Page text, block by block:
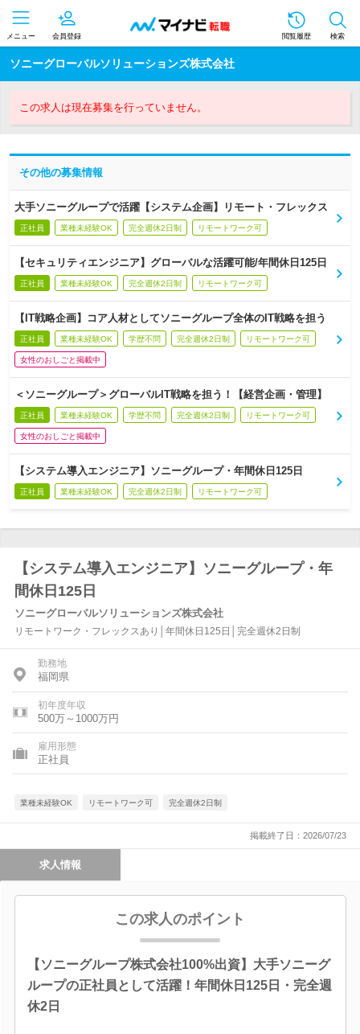
メニュー 会員登録 閲覧履歴 検索
ソニーグローバルソリューションズ株式会社
この求人は現在募集を行っていません。
その他の募集情報
大手ソニーグループで活躍【システム企画】リモート・フレックス
正社員 業種未経験OK 完全週休2日制 リモートワーク可
【セキュリティエンジニア】グローバルな活躍可能/年間休日125日
正社員 業種未経験OK 完全週休2日制 リモートワーク可
【IT戦略企画】コア人材としてソニーグループ全体のIT戦略を担う
正社員 業種未経験OK 学歴不問 完全週休2日制 リモートワーク可
女性のおしごと掲載中
＜ソニーグループ＞グローバルIT戦略を担う！【経営企画・管理】
正社員 業種未経験OK 学歴不問 完全週休2日制 リモートワーク可
女性のおしごと掲載中
【システム導入エンジニア】ソニーグループ・年間休日125日
正社員 業種未経験OK 完全週休2日制 リモートワーク可
【システム導入エンジニア】ソニーグループ・年
間休日125日
ソニーグローバルソリューションズ株式会社
リモートワーク・フレックスあり│年間休日125日│完全週休2日制
勤務地
福岡県
初年度年収
500万～1000万円
雇用形態
正社員
業種未経験OK リモートワーク可 完全週休2日制
掲載終了日：2026/07/23
求人情報
この求人のポイント
【ソニーグループ株式会社100%出資】大手ソニーグ
ループの正社員として活躍！年間休日125日・完全週
休2日